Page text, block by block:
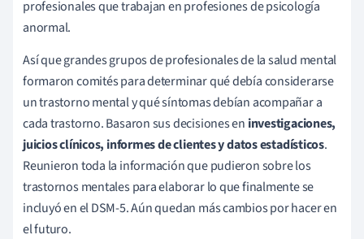
profesionales que trabajan en profesiones de psicología
anormal.
Así que grandes grupos de profesionales de la salud mental
formaron comités para determinar qué debía considerarse
un trastorno mental y qué síntomas debían acompañar a
cada trastorno. Basaron sus decisiones en investigaciones,
juicios clínicos, informes de clientes y datos estadísticos.
Reunieron toda la información que pudieron sobre los
trastornos mentales para elaborar lo que finalmente se
incluyó en el DSM-5. Aún quedan más cambios por hacer en
el futuro.